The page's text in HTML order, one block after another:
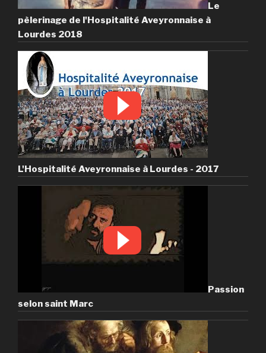
Le
pèlerinage de l'Hospitalité Aveyronnaise à
Lourdes 2018
L'Hospitalité Aveyronnaise à Lourdes - 2017
Passion
selon saint Marc